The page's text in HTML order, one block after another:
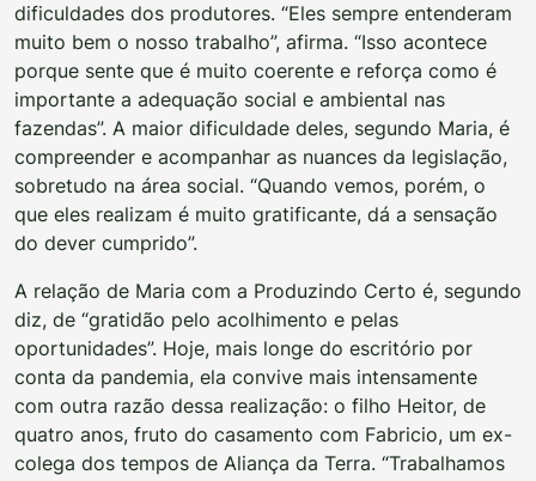
dificuldades dos produtores. “Eles sempre entenderam
muito bem o nosso trabalho”, afirma. “Isso acontece
porque sente que é muito coerente e reforça como é
importante a adequação social e ambiental nas
fazendas”. A maior dificuldade deles, segundo Maria, é
compreender e acompanhar as nuances da legislação,
sobretudo na área social. “Quando vemos, porém, o
que eles realizam é muito gratificante, dá a sensação
do dever cumprido”.
A relação de Maria com a Produzindo Certo é, segundo
diz, de “gratidão pelo acolhimento e pelas
oportunidades”. Hoje, mais longe do escritório por
conta da pandemia, ela convive mais intensamente
com outra razão dessa realização: o filho Heitor, de
quatro anos, fruto do casamento com Fabricio, um ex-
colega dos tempos de Aliança da Terra. “Trabalhamos